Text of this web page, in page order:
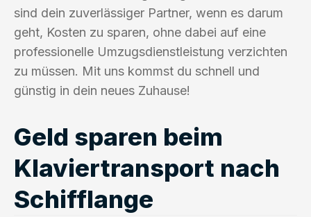
sind dein zuverlässiger Partner, wenn es darum
geht, Kosten zu sparen, ohne dabei auf eine
professionelle Umzugsdienstleistung verzichten
zu müssen. Mit uns kommst du schnell und
günstig in dein neues Zuhause!
Geld sparen beim
Klaviertransport nach
Schifflange